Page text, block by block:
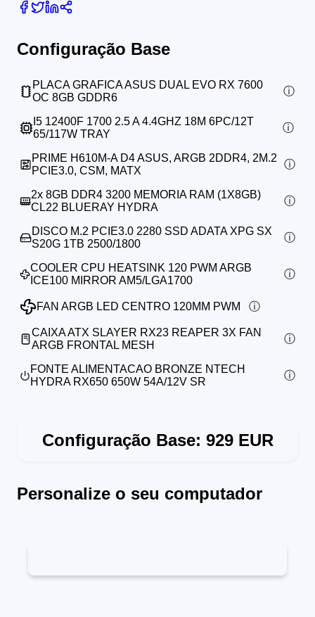
Configuração Base
PLACA GRAFICA ASUS DUAL EVO RX 7600
OC 8GB GDDR6
I5 12400F 1700 2.5 A 4.4GHZ 18M 6PC/12T
65/117W TRAY
PRIME H610M-A D4 ASUS, ARGB 2DDR4, 2M.2
PCIE3.0, CSM, MATX
2x8GB DDR4 3200 MEMORIA RAM (1X8GB)
CL22 BLUERAY HYDRA
DISCO M.2 PCIE3.0 2280 SSD ADATA XPG SX
S20G 1TB 2500/1800
COOLER CPU HEATSINK 120 PWM ARGB
ICE100 MIRROR AM5/LGA1700
FAN ARGB LED CENTRO 120MM PWM
CAIXA ATX SLAYER RX23 REAPER 3X FAN
ARGB FRONTAL MESH
FONTE ALIMENTACAO BRONZE NTECH
HYDRA RX650 650W 54A/12V SR
Configuração Base: 929 EUR
Personalize o seu computador